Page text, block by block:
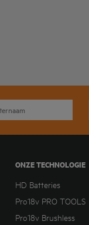
ONZE TECHNOLOGIE
HD Batteries
Pro18v PRO TOOLS
Pro18v Brushless